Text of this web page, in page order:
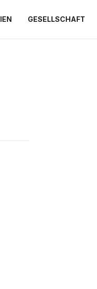
GESELLSCHAFT